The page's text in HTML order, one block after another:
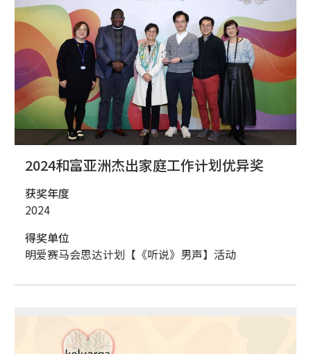
2024和富亚洲杰出家庭工作计划优异奖
获奖年度
2024
得奖单位
明爱赛马会思达计划【《听说》男声】活动